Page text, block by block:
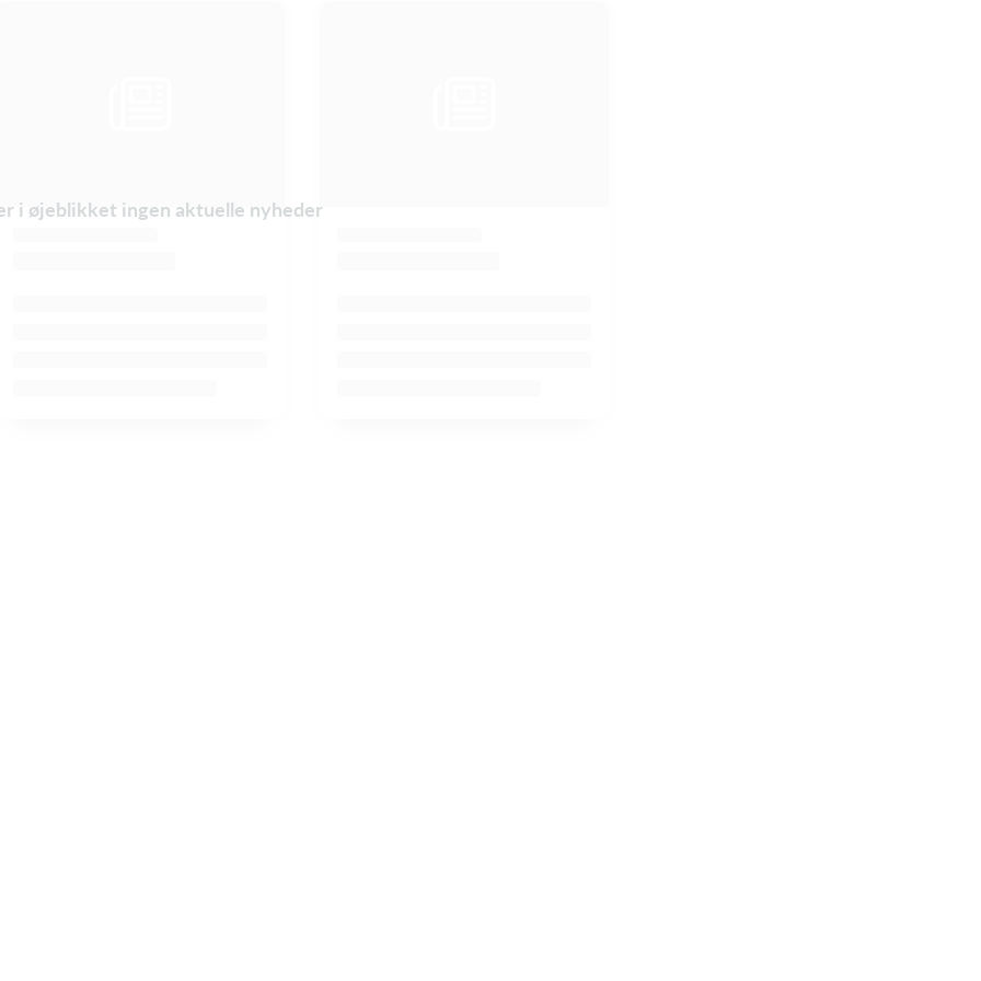
i øjeblikket ingen aktuelle nyheder